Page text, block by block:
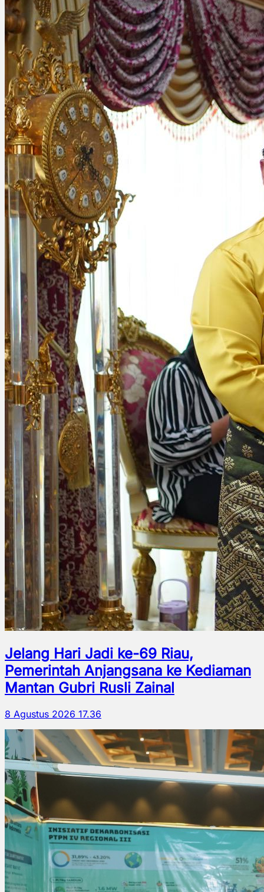
Jelang Hari Jadi ke-69 Riau,
Pemerintah Anjangsana ke Kediaman
Mantan Gubri Rusli Zainal
8 Agustus 2026 17.36